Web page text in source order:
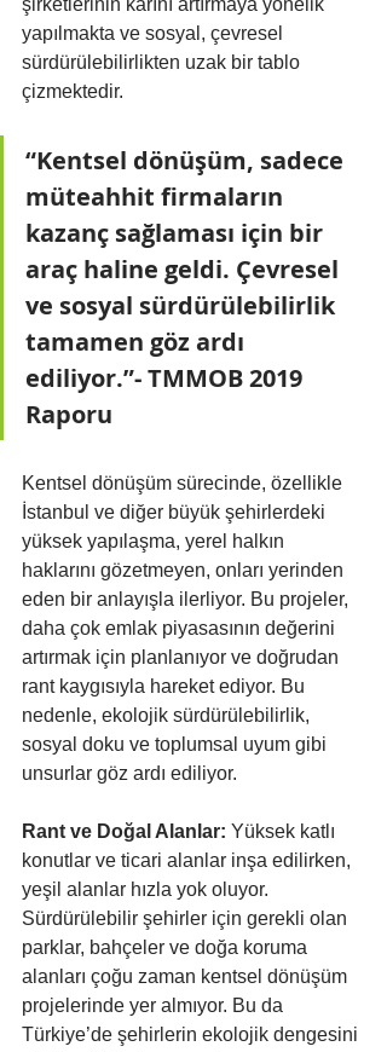
şirketlerinin kârını artırmaya yönelik
yapılmakta ve sosyal, çevresel
sürdürülebilirlikten uzak bir tablo
çizmektedir​.
“Kentsel dönüşüm, sadece
müteahhit firmaların
kazanç sağlaması için bir
araç haline geldi. Çevresel
ve sosyal sürdürülebilirlik
tamamen göz ardı
ediliyor.”- TMMOB 2019
Raporu
Kentsel dönüşüm sürecinde, özellikle
İstanbul ve diğer büyük şehirlerdeki
yüksek yapılaşma, yerel halkın
haklarını gözetmeyen, onları yerinden
eden bir anlayışla ilerliyor. Bu projeler,
daha çok emlak piyasasının değerini
artırmak için planlanıyor ve doğrudan
rant kaygısıyla hareket ediyor. Bu
nedenle, ekolojik sürdürülebilirlik,
sosyal doku ve toplumsal uyum gibi
unsurlar göz ardı ediliyor.
Rant ve Doğal Alanlar: Yüksek katlı
konutlar ve ticari alanlar inşa edilirken,
yeşil alanlar hızla yok oluyor.
Sürdürülebilir şehirler için gerekli olan
parklar, bahçeler ve doğa koruma
alanları çoğu zaman kentsel dönüşüm
projelerinde yer almıyor. Bu da
Türkiye’de şehirlerin ekolojik dengesini